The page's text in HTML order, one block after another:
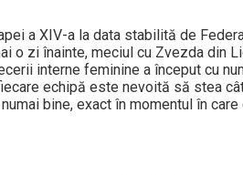
a XIV-a la data stabilită de
o zi înainte, meciul cu Zvezda din
interne feminine a început cu
echipă este nevoită să stea
bine, exact în momentul în